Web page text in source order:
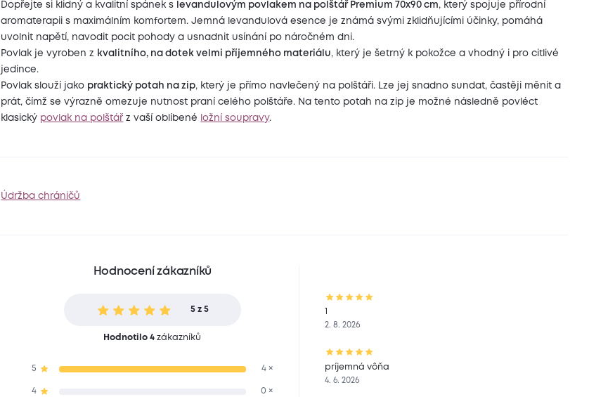
Dopřejte si klidný a kvalitní spánek s levandulovým povlakem na polštář Premium 70x90 cm, který spojuje přírodní
aromaterapii s maximálním komfortem. Jemná levandulová esence je známá svými zklidňujícími účinky, pomáhá
uvolnit napětí, navodit pocit pohody a usnadnit usínání po náročném dni.
Povlak je vyroben z kvalitního, na dotek velmi příjemného materiálu, který je šetrný k pokožce a vhodný i pro citlivé
jedince.
Povlak slouží jako praktický potah na zip, který je přímo navlečený na polštáři. Lze jej snadno sundat, častěji měnit a
prát, čímž se výrazně omezuje nutnost praní celého polštáře. Na tento potah na zip je možné následně povléct
klasický povlak na polštář z vaší oblíbené ložní soupravy.
Údržba chráničů
Hodnocení zákazníků
5 z 5
Hodnotilo 4 zákazníků
5 4 ×
4 0 ×
2. 8. 2026
príjemná vôňa
4. 6. 2026